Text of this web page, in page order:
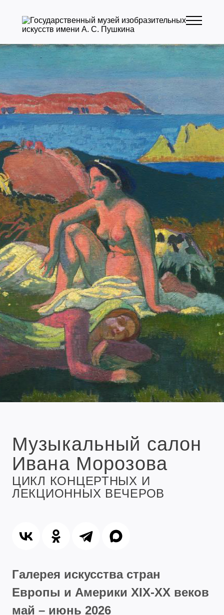
Музыкальный салон
Ивана Морозова
ЦИКЛ КОНЦЕРТНЫХ И
ЛЕКЦИОННЫХ ВЕЧЕРОВ
Галерея искусства стран
Европы и Америки XIX-XX веков
май – июнь 2026